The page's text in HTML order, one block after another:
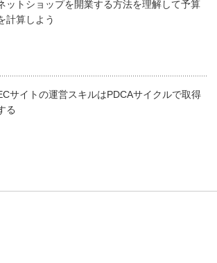
ットショップを開業する方法を理解して予算
計算しよう
サイトの運営スキルはPDCAサイクルで取得
る